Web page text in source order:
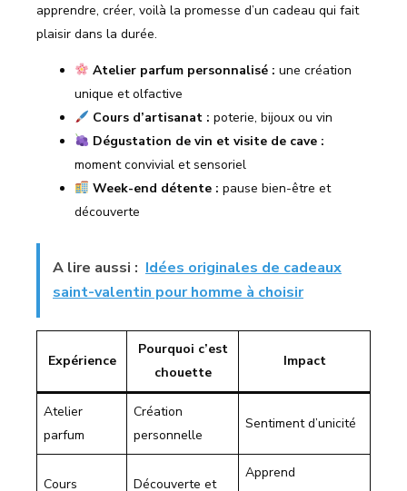
apprendre, créer, voilà la promesse d’un cadeau qui fait
plaisir dans la durée.
Atelier parfum personnalisé : une création
unique et olfactive
Cours d’artisanat : poterie, bijoux ou vin
Dégustation de vin et visite de cave :
moment convivial et sensoriel
Week-end détente : pause bien-être et
découverte
A lire aussi : Idées originales de cadeaux
saint-valentin pour homme à choisir
Expérience
Pourquoi c’est
chouette
Impact
Atelier
parfum
Création
personnelle
Sentiment d’unicité
Cours Découverte et
Apprend